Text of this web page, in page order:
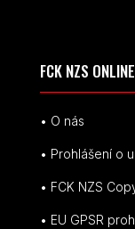
FCK NZS
• O nás
• Prohlášení o
• FCK NZS
• EU GPSR p